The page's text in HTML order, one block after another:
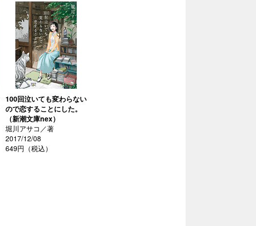
100回泣いても変わらない
ので恋することにした。
（新潮文庫nex）
堀川アサコ／著
2017/12/08
649円（税込）